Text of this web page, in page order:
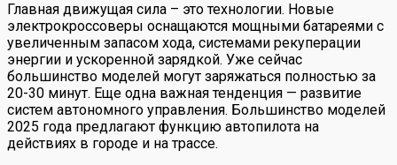
Главная движущая сила – это технологии. Новые
электрокроссоверы оснащаются мощными батареями с
увеличенным запасом хода, системами рекуперации
энергии и ускоренной зарядкой. Уже сейчас
большинство моделей могут заряжаться полностью за
20-30 минут. Еще одна важная тенденция — развитие
систем автономного управления. Большинство моделей
2025 года предлагают функцию автопилота на
действиях в городе и на трассе.